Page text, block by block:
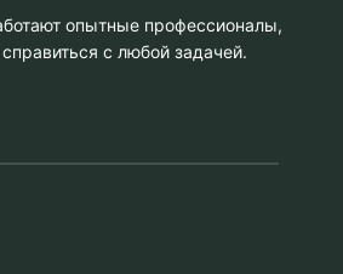
опытные профессионалы,
с любой задачей.